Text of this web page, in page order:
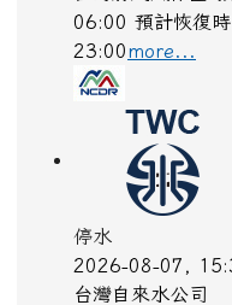
06:00 預計恢復
23:00more...
停水
2026-08-07,
台灣自來水公司